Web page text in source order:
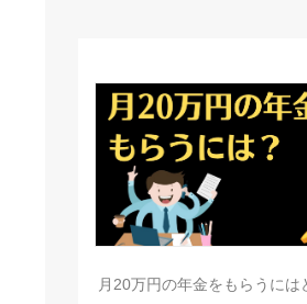
月20万円の年金をもらうに